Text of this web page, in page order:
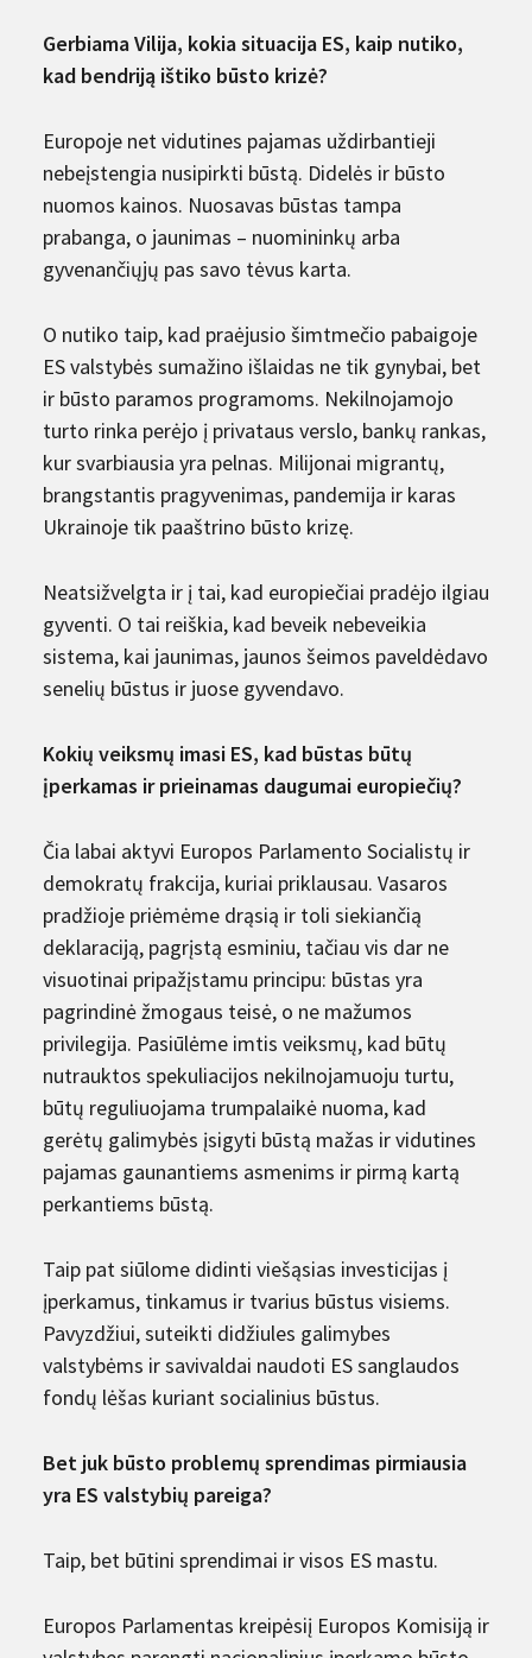
Gerbiama Vilija, kokia situacija ES, kaip nutiko,
kad bendriją ištiko būsto krizė?
Europoje net vidutines pajamas uždirbantieji
nebeįstengia nusipirkti būstą. Didelės ir būsto
nuomos kainos. Nuosavas būstas tampa
prabanga, o jaunimas – nuomininkų arba
gyvenančiųjų pas savo tėvus karta.
O nutiko taip, kad praėjusio šimtmečio pabaigoje
ES valstybės sumažino išlaidas ne tik gynybai, bet
ir būsto paramos programoms. Nekilnojamojo
turto rinka perėjo į privataus verslo, bankų rankas,
kur svarbiausia yra pelnas. Milijonai migrantų,
brangstantis pragyvenimas, pandemija ir karas
Ukrainoje tik paaštrino būsto krizę.
Neatsižvelgta ir į tai, kad europiečiai pradėjo ilgiau
gyventi. O tai reiškia, kad beveik nebeveikia
sistema, kai jaunimas, jaunos šeimos paveldėdavo
senelių būstus ir juose gyvendavo.
Kokių veiksmų imasi ES, kad būstas būtų
įperkamas ir prieinamas daugumai europiečių?
Čia labai aktyvi Europos Parlamento Socialistų ir
demokratų frakcija, kuriai priklausau. Vasaros
pradžioje priėmėme drąsią ir toli siekiančią
deklaraciją, pagrįstą esminiu, tačiau vis dar ne
visuotinai pripažįstamu principu: būstas yra
pagrindinė žmogaus teisė, o ne mažumos
privilegija. Pasiūlėme imtis veiksmų, kad būtų
nutrauktos spekuliacijos nekilnojamuoju turtu,
būtų reguliuojama trumpalaikė nuoma, kad
gerėtų galimybės įsigyti būstą mažas ir vidutines
pajamas gaunantiems asmenims ir pirmą kartą
perkantiems būstą.
Taip pat siūlome didinti viešąsias investicijas į
įperkamus, tinkamus ir tvarius būstus visiems.
Pavyzdžiui, suteikti didžiules galimybes
valstybėms ir savivaldai naudoti ES sanglaudos
fondų lėšas kuriant socialinius būstus.
Bet juk būsto problemų sprendimas pirmiausia
yra ES valstybių pareiga?
Taip, bet būtini sprendimai ir visos ES mastu.
Europos Parlamentas kreipėsiį Europos Komisiją ir